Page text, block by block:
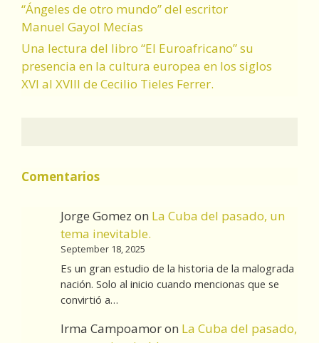
“Ángeles de otro mundo” del escritor
Manuel Gayol Mecías
Una lectura del libro “El Euroafricano” su
presencia en la cultura europea en los siglos
XVI al XVIII de Cecilio Tieles Ferrer.
Comentarios
Jorge Gomez on La Cuba del pasado, un
tema inevitable.
September 18, 2025
Es un gran estudio de la historia de la malograda
nación. Solo al inicio cuando mencionas que se
convirtió a…
Irma Campoamoron La Cuba del pasado,